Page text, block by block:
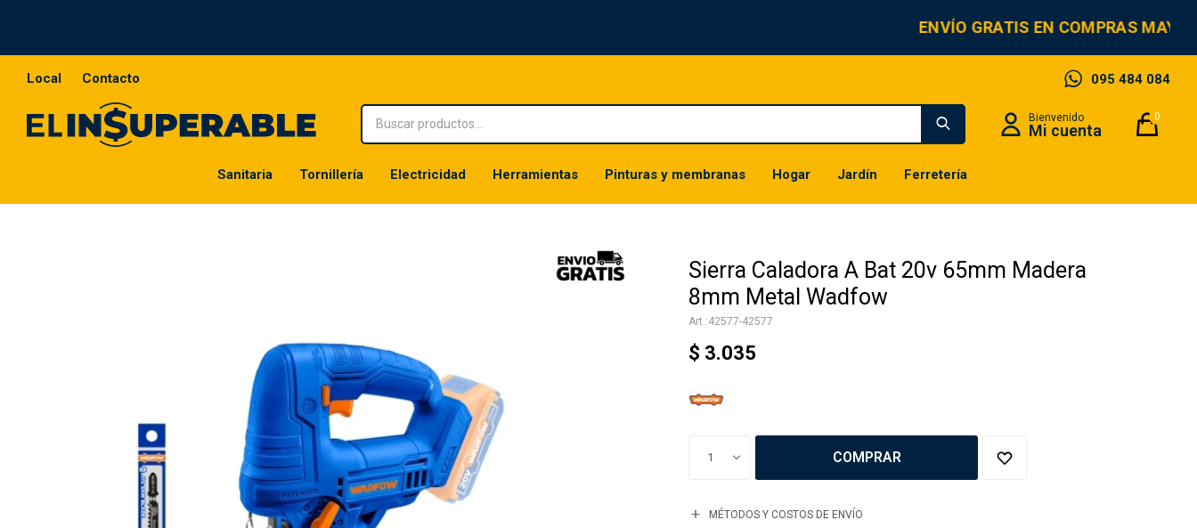
ENVÍO GRATIS EN COMPRAS
Sanitaria Tornillería Electricidad Herramientas Pinturas y membranas Hogar Jardín Ferretería
0
095 484 084
Local Contacto
Sierra Caladora A Bat 20v 65mm Madera
8mm Metal Wadfow
42577-42577
$ 3.035
1 COMPRAR
MÉTODOS Y COSTOS DE ENVÍO